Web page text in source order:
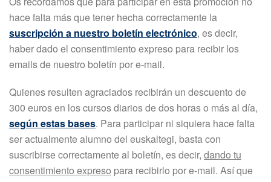
hace falta más que tener hecha correctamente la
suscripción a nuestro boletín electrónico, es decir,
haber dado el consentimiento expreso para recibir los
emails de nuestro boletín por e-mail.
Quienes resulten agraciados recibirán un descuento de
300 euros en los cursos diarios de dos horas o más al día,
según estas bases. Para participar ni siquiera hace falta
ser actualmente alumno del euskaltegi, basta con
suscribirse correctamente al boletín, es decir, dando tu
consentimiento expreso para recibirlo por e-mail. Así que